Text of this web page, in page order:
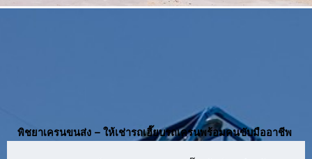
พิชยาเครนขนส่ง – ให้เช่ารถเฮี๊ยบรถเครนพร้อมคนขับมืออาชีพ